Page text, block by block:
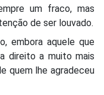
um fraco, mas
de ser louvado.
embora aquele que
direito a muito mais
quem lhe agradeceu